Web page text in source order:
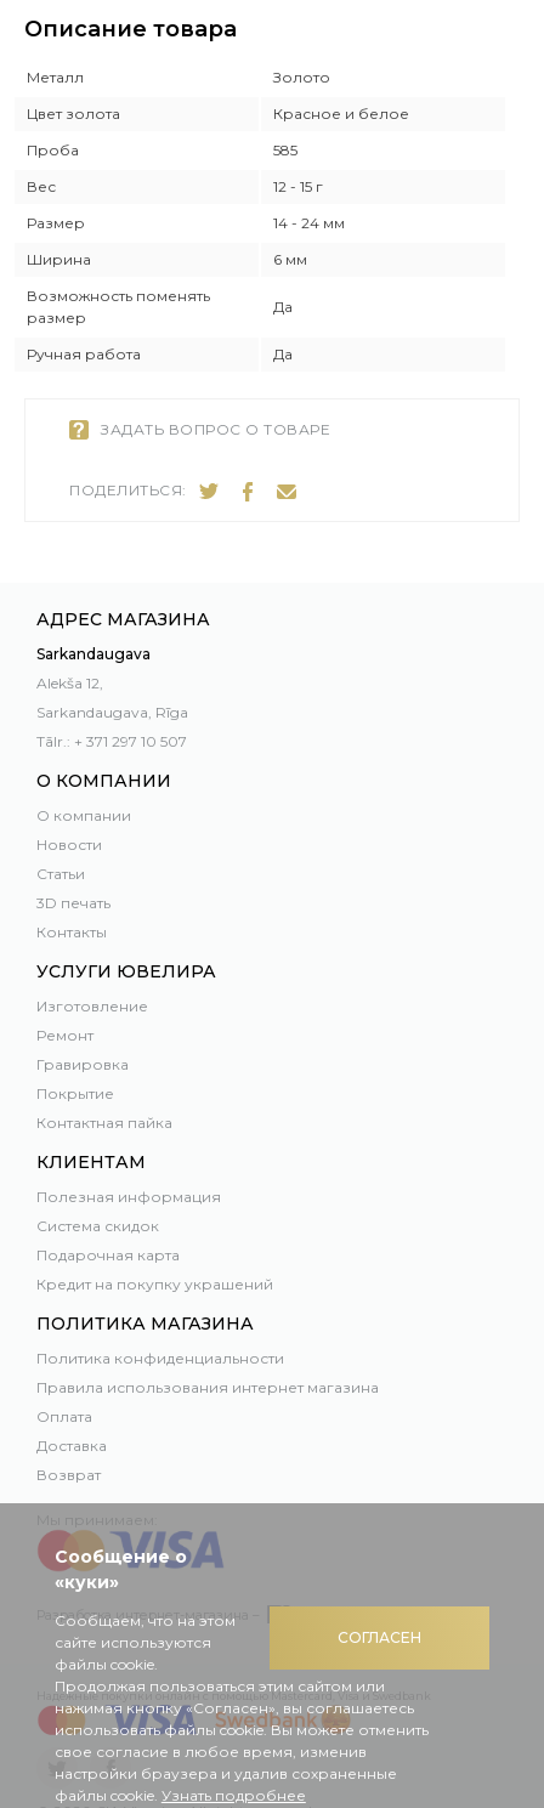
Описание товара
Металл
Золото
Цвет золота
Красное и белое
Проба
585
Вес
12 - 15 г
Размер
14 - 24 мм
Ширина
6 мм
Возможность поменять
размер
Да
Ручная работа Да
ЗАДАТЬ ВОПРОС О ТОВАРЕ
ПОДЕЛИТЬСЯ:
АДРЕС МАГАЗИНА
Sarkandaugava
Alekša 12,
Sarkandaugava, Rīga
Tālr.: + 371 297 10 507
О КОМПАНИИ
О компании
Новости
Статьи
3D печать
Контакты
УСЛУГИ ЮВЕЛИРА
Изготовление
Ремонт
Гравировка
Покрытие
Контактная пайка
КЛИЕНТАМ
Полезная информация
Система скидок
Подарочная карта
Кредит на покупку украшений
ПОЛИТИКА МАГАЗИНА
Политика конфиденциальности
Правила использования интернет магазина
Оплата
Доставка
Возврат
Разработка интернет-магазина –
Надежные покупки онлайн с помощью Mastercard, Visa и Swedbank
СОГЛАСЕН
Сообщение о
«куки»
Сообщаем, что на этом
сайте используются
файлы cookie.
Продолжая пользоваться этим сайтом или
нажимая кнопку «Согласен», вы соглашаетесь
использовать файлы cookie. Вы можете отменить
свое согласие в любое время, изменив
настройки браузера и удалив сохраненные
файлы cookie. Узнать подробнее